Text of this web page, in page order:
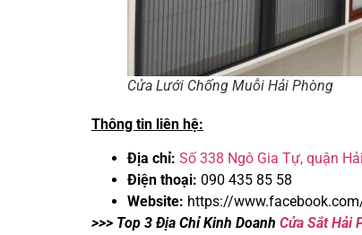
Cửa Lưới Chống Muỗi Hải Phòng
Thông tin liên hệ:
Địa chỉ: Số 338 Ngô Gia Tự, quận
Điện thoại: 090 435 85 58
Website: https://
>>> Top 3 Địa Chỉ Kinh Doanh Cửa Sắt Hải